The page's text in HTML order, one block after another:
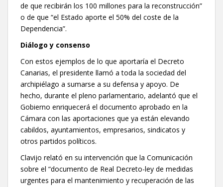
de que recibirán los 100 millones para la reconstrucción”
o de que “el Estado aporte el 50% del coste de la
Dependencia”.
Diálogo y consenso
Con estos ejemplos de lo que aportaría el Decreto
Canarias, el presidente llamó a toda la sociedad del
archipiélago a sumarse a su defensa y apoyo. De
hecho, durante el pleno parlamentario, adelantó que el
Gobierno enriquecerá el documento aprobado en la
Cámara con las aportaciones que ya están elevando
cabildos, ayuntamientos, empresarios, sindicatos y
otros partidos políticos.
Clavijo relató en su intervención que la Comunicación
sobre el “documento de Real Decreto-ley de medidas
urgentes para el mantenimiento y recuperación de las